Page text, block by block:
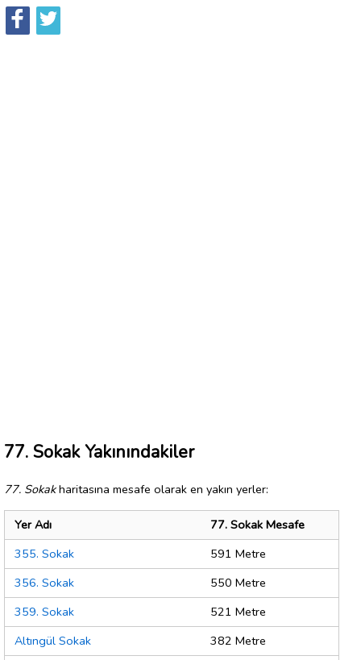
77. Sokak Yakınındakiler
77. Sokakharitasına mesafe olarak en yakın yerler:
Yer Adı
77. Sokak Mesafe
355. Sokak
591 Metre
356. Sokak
550 Metre
359. Sokak
521 Metre
Altıngül Sokak
382 Metre